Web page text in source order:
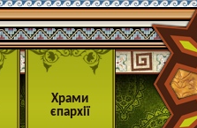
Храми
єпархії